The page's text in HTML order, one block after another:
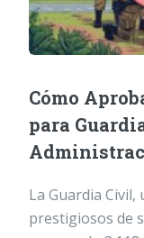
Cómo
para
La Guardia
prestigiosos de